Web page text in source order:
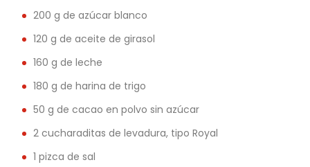
200 g de azúcar blanco
120 g de aceite de girasol
160 g de leche
180 g de harina de trigo
50 g de cacao en polvo sin azúcar
2 cucharaditas de levadura, tipo Royal
1 pizca de sal